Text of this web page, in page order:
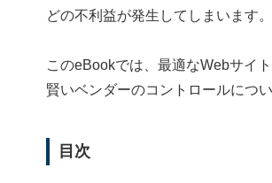
どの不利益が発生してしまいます。
このeBookでは、最適なWebサイ
賢いベンダーのコントロールにつ
目次